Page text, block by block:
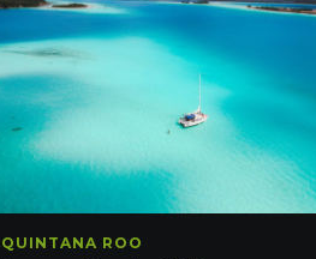
QUINTANA ROO